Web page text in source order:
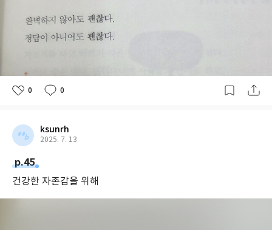
0 0
ksunrh
2025. 7. 13
p.45
건강한 자존감을 위해